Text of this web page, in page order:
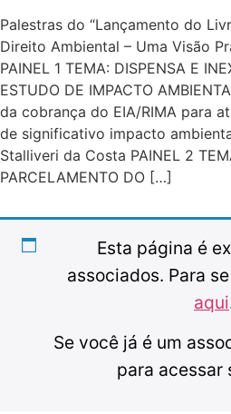
Palestras do “Lançamento do
Direito Ambiental – Uma Visão
PAINEL 1 TEMA: DISPENSA E
ESTUDO DE IMPACTO
da cobrança do EIA/RIMA para
de significativo impacto
Stalliveri da Costa PAINEL 2
PARCELAMENTO DO […]
Esta página é
associados. Para
aqui
Se você já é um
para acessar